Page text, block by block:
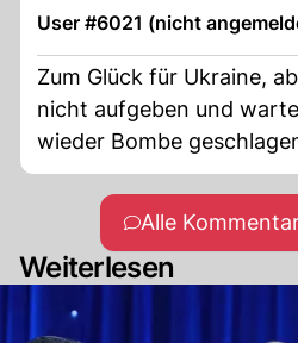
User #6021 (nicht
Zum Glück für Ukraine,
nicht aufgeben und
wieder Bombe
Alle
Weiterlesen